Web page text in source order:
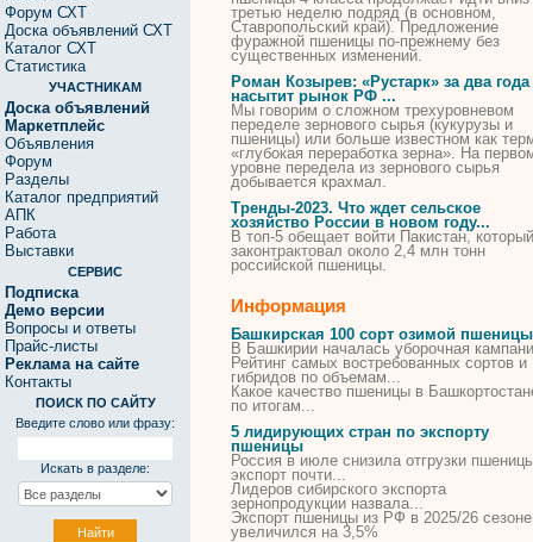
Форум СХТ
Доска объявлений СХТ
Каталог СХТ
Статистика
УЧАСТНИКАМ
Доска объявлений
Маркетплейс
Объявления
Форум
Разделы
Каталог предприятий
АПК
Работа
Выставки
СЕРВИС
Подписка
Демо версии
Вопросы и ответы
Прайс-листы
Реклама на сайте
Контакты
ПОИСК ПО САЙТУ
Введите слово или фразу:
Искать в разделе:
третью неделю подряд (в основном,
Ставропольский край). Предложение
фуражной пшеницы по-прежнему без
существенных изменений.
Роман Козырев: «Рустарк» за два года
насытит рынок РФ ...
Мы говорим о сложном трехуровневом
переделе зернового сырья (кукурузы и
пшеницы) или больше известном как
«глубокая переработка зерна». На
уровне передела из зернового сырья
добывается крахмал.
Тренды-2023. Что ждет сельское
хозяйство России в новом году...
В топ-5 обещает войти Пакистан, который
законтрактовал около 2,4 млн тонн
российской пшеницы.
Информация
Башкирская 100 сорт озимой пшеницы
В Башкирии началась уборочная
Рейтинг самых востребованных сортов и
гибридов по объемам...
Какое качество пшеницы в
по итогам...
5 лидирующих стран по экспорту
пшеницы
Россия в июле снизила отгрузки
экспорт почти...
Лидеров сибирского экспорта
зернопродукции назвала...
Экспорт пшеницы из РФ в 2025/26 сезоне
увеличился на 3,5%